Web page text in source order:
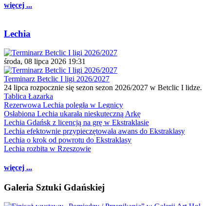
więcej ...
Lechia
środa, 08 lipca 2026 19:31
Terminarz Betclic I ligi 2026/2027
24 lipca rozpocznie się sezon sezon 2026/2027 w Betclic I lidze.
Tablica Łazarka
Rezerwowa Lechia poległa w Legnicy
Osłabiona Lechia ukarała nieskuteczną Arkę
Lechia Gdańsk z licencją na grę w Ekstraklasie
Lechia efektownie przypieczętowała awans do Ekstraklasy
Lechia o krok od powrotu do Ekstraklasy
Lechia rozbita w Rzeszowie
więcej ...
Galeria Sztuki Gdańskiej